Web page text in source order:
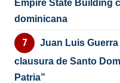
Empire State Building
dominicana
Juan Luis
clausura de Santo
Patria”